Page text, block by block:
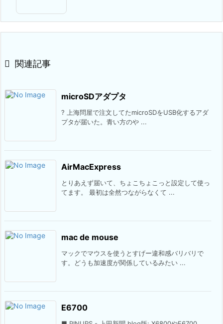
 関連記事
microSDアダプタ
? 上海問屋で注文してたmicroSDをUSB化するアダ
プタが届いた。青い方のや ...
AirMacExpress
とりあえず届いて、ちょこちょこっと設定して使っ
てます。 最初は全然つながらなくて ...
mac de mouse
マックでマウスを使うとすげー違和感バリバリで
す。どうも加速度が関係しているみたい ...
E6700